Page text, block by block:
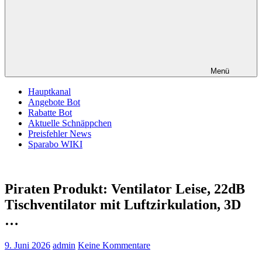
Menü
Hauptkanal
Angebote Bot
Rabatte Bot
Aktuelle Schnäppchen
Preisfehler News
Sparabo WIKI
Piraten Produkt: Ventilator Leise, 22dB
Tischventilator mit Luftzirkulation, 3D
…
9. Juni 2026 admin Keine Kommentare